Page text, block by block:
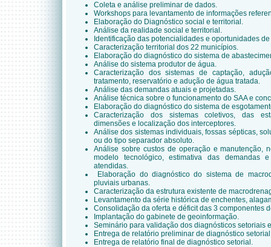
Coleta e análise preliminar de dados.
Workshops para levantamento de informações
Elaboração do Diagnóstico social e territorial.
Análise da realidade social e territorial.
Identificação das potencialidades e oportunidades
Caracterização territorial dos 22 municípios.
Elaboração do diagnóstico do sistema de
Análise do sistema produtor de água.
Caracterização dos sistemas de captação,
tratamento, reservatório e adução de água tratada.
Análise das demandas atuais e projetadas.
Análise técnica sobre o funcionamento do SAA e
Elaboração do diagnóstico do sistema de
Caracterização dos sistemas coletivos, das
dimensões e localização dos interceptores.
Análise dos sistemas individuais, fossas sépticas,
ou do tipo separador absoluto.
Análise sobre custos de operação e manutenção,
modelo tecnológico, estimativa das demandas
atendidas.
Elaboração do diagnóstico do sistema de
pluviais urbanas.
Caracterização da estrutura existente de
Levantamento da série histórica de enchentes,
Consolidação da oferta e déficit das 3 componentes
Implantação do gabinete de geoinformação.
Seminário para validação dos diagnósticos setoriais
Entrega de relatório preliminar de diagnóstico
Entrega de relatório final de diagnóstico setorial.